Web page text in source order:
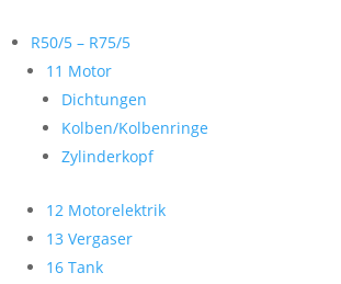
R50/5 – R75/5
11 Motor
Dichtungen
Kolben/Kolbenringe
Zylinderkopf
12 Motorelektrik
13 Vergaser
16 Tank